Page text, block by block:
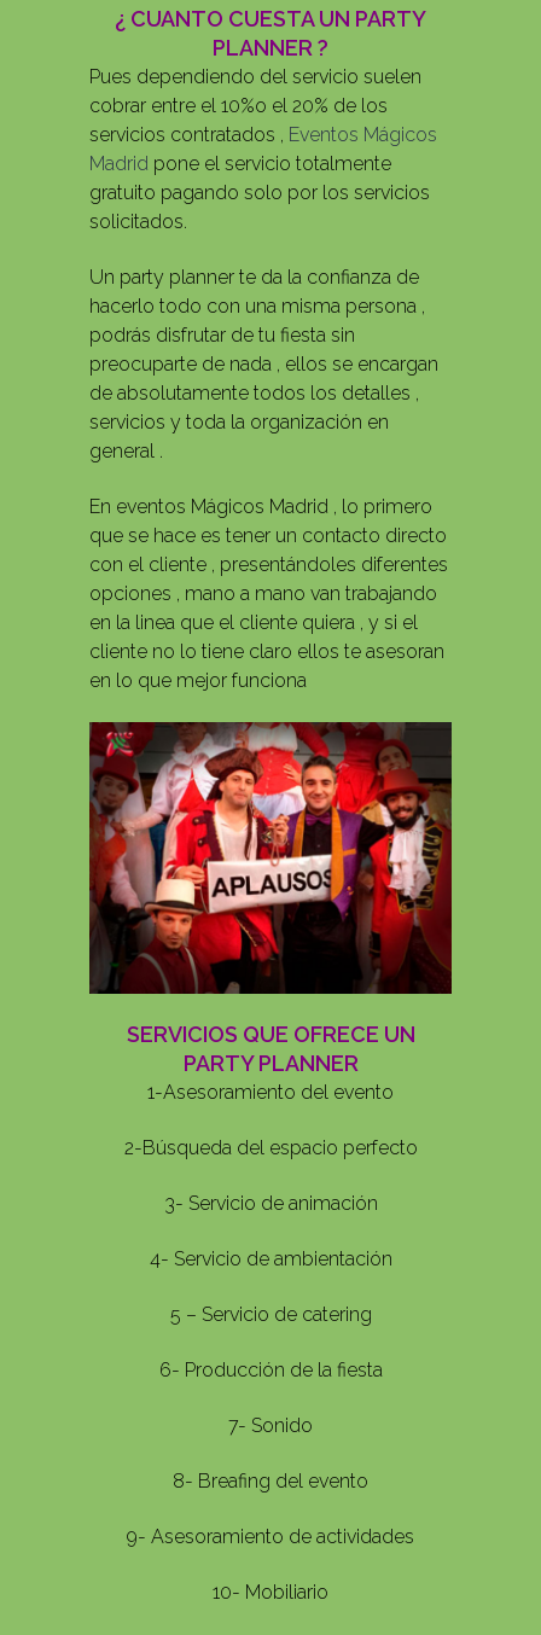
¿ CUANTO CUESTA UN PARTY
PLANNER ?
Pues dependiendo del servicio suelen
cobrar entre el 10%o el 20% de los
servicios contratados , Eventos Mágicos
Madrid pone el servicio totalmente
gratuito pagando solo por los servicios
solicitados.
Un party planner te da la confianza de
hacerlo todo con una misma persona ,
podrás disfrutar de tu fiesta sin
preocuparte de nada , ellos se encargan
de absolutamente todos los detalles ,
servicios y toda la organización en
general .
En eventos Mágicos Madrid , lo primero
que se hace es tener un contacto directo
con el cliente , presentándoles diferentes
opciones , mano a mano van trabajando
en la linea que el cliente quiera , y si el
cliente no lo tiene claro ellos te asesoran
en lo que mejor funciona
SERVICIOS QUE OFRECE UN
PARTY PLANNER
1-Asesoramiento del evento
2-Búsqueda del espacio perfecto
3- Servicio de animación
4- Servicio de ambientación
5 – Servicio de catering
6- Producción de la fiesta
7- Sonido
8- Breafing del evento
9- Asesoramiento de actividades
10- Mobiliario